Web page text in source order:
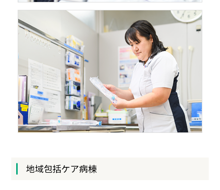
地域包括ケア病棟